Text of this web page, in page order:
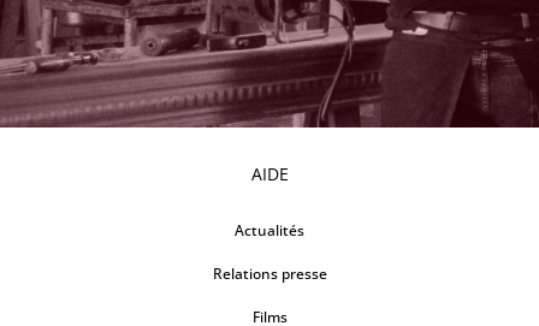
AIDE
Actualités
Relations presse
Films